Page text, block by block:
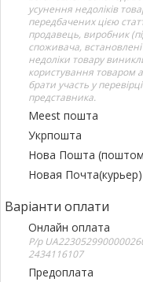
усунення недоліків
передбачених цією
продавець, виробник
споживача,
недоліки товару
користування товаром
брати участь у
представника.
Meest пошта
Укрпошта
Нова Пошта
Новая Почта(курьер)
Варіанти оплати
Онлайн оплата
Р/р
2434116107
Предоплата